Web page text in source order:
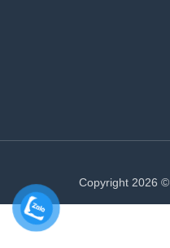
Copyright 2026 ©